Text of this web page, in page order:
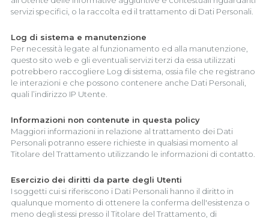
servizi specifici, o la raccolta ed il trattamento di Dati Personali.
Log di sistema e manutenzione
Per necessità legate al funzionamento ed alla manutenzione,
questo sito web e gli eventuali servizi terzi da essa utilizzati
potrebbero raccogliere Log di sistema, ossia file che registrano
le interazioni e che possono contenere anche Dati Personali,
quali l’indirizzo IP Utente.
Informazioni non contenute in questa policy
Maggiori informazioni in relazione al trattamento dei Dati
Personali potranno essere richieste in qualsiasi momento al
Titolare del Trattamento utilizzando le informazioni di contatto.
Esercizio dei diritti da parte degli Utenti
I soggetti cui si riferiscono i Dati Personali hanno il diritto in
qualunque momento di ottenere la conferma dell'esistenza o
meno degli stessi presso il Titolare del Trattamento, di